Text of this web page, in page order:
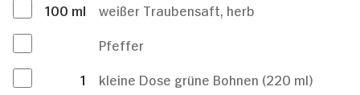
100 ml
weißer Traubensaft, herb
Pfeffer
1
kleine Dose grüne Bohnen (220 ml)